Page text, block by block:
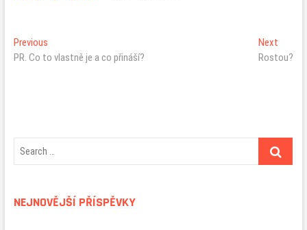
Navigace
pro
PreviousPrevious
post:
PR. Co to vlastně je a co přináší?
Next
post:
Rostou?
NEJNOVĚJŠÍ PŘÍSPĚVKY